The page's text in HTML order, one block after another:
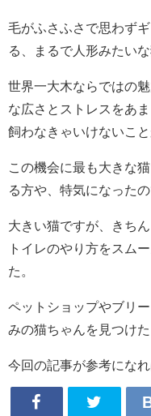
毛がふさふさで思わず
る、まるで人形みたい
世界一大木ならではの
な広さとストレスをあ
飼わなきゃいけないこと
この機会に最も大きな
る方や、特気になった
大きい猫ですが、きち
トイレのやり方をスム
た。
ペットショップやブリ
みの猫ちゃんを見つけた
今回の記事が参考になれ